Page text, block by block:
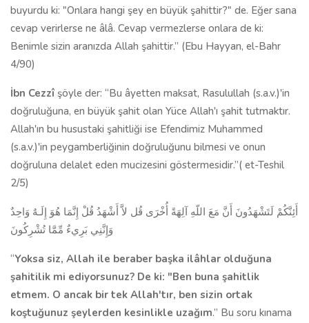
buyurdu ki: "Onlara hangi şey en büyük şahittir?" de. Eğer sana
cevap verirlerse ne âlâ. Cevap vermezlerse onlara de ki:
Benimle sizin aranızda Allah şahittir.” (Ebu Hayyan, el-Bahr
4/90)
İbn Cezzî şöyle der: “Bu âyetten maksat, Rasulullah (s.a.v.)'in
doğruluğuna, en büyük şahit olan Yüce Allah'ı şahit tutmaktır.
Allah'ın bu husustaki şahitliği ise Efendimiz Muhammed
(s.a.v.)'in peygamberliğinin doğruluğunu bilmesi ve onun
doğruluna delalet eden mucizesini göstermesidir.”( et-Teshil
2/5)
أَئِنَّكُمْ لَتَشْهَدُونَ أَنَّ مَعَ اللّهِ آلِهَةً أُخْرَى قُل لاَّ أَشْهَدُ قُلْ إِنَّمَا هُوَ إِلَـهٌ وَاحِدٌ
وَإِنَّنِي بَرِيءٌ مِّمَّا تُشْرِكُونَ
“Yoksa siz, Allah ile beraber başka ilâhlar olduğuna
şahitilik mi ediyorsunuz? De ki: "Ben buna şahitlik
etmem. O ancak bir tek Allah'tır, ben sizin ortak
koştuğunuz şeylerden kesinlikle uza­ğım.” Bu soru kınama